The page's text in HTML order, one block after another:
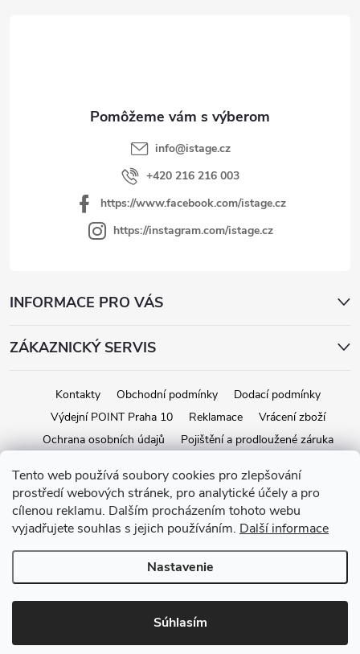
Tento web používá soubory cookies pro zlepšování
prostředí webových stránek, pro analytické účely a pro
cílenou reklamu. Dalším procházením tohoto webu
vyjadřujete souhlas s jejich používáním. Další informace
Nastavenie
Súhlasím
info@istage.cz
+420 216 216 003
https://www.facebook.com/istage.cz
https://instagram.com/istage.cz
INFORMACE PRO VÁS
ZÁKAZNICKÝ SERVIS
Kontakty Obchodní podmínky
Dodací podmínky
Výdejní POINT Praha 10
Reklamace
Vrácení zboží
Ochrana osobních údajů
Pojištění a prodloužené záruka
Vytvoril Shoptet
Copyright 2026iStage.cz. Všetky práva vyhradené. Upraviť nastavenie
cookies